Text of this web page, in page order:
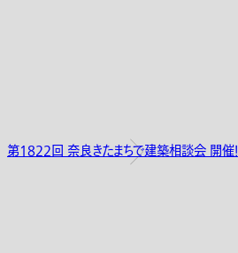
第1822回 奈良きたまちで建築相談会 開催！